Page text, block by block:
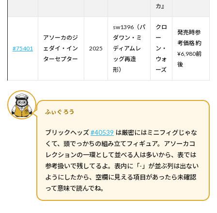
カ』
#75401
アソーカのジ
ェダイ・イン
ターセプター
2025
sw1396（パ
ダワン・ミ
ディアムレ
ッグ再造
形）
クロ
ー
ン・
ウォ
ーズ
発売時参
考価格 約
¥6,980前
後
ふぃぐろう
ブリックヘッズ#40539 は厳密にはミニフィグじゃな
くて、頭でっかちの組み立てフィギュア。アソーカコ
レクションの一環として並べる人は多いから、表では
参考扱いで残してるよ。表内に「-」が並ぶ列は出ない
ようにしたから、空欄に見える項目があったら未確認
って意味で読んでね。